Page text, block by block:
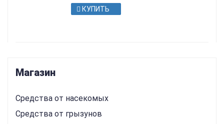
КУПИТЬ
Магазин
Средства от насекомых
Средства от грызунов